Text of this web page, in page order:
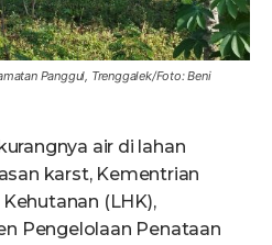
Panggul, Trenggalek/Foto: Beni
air di lahan
karst, Kementrian
(LHK),
Pengelolaan Penataan